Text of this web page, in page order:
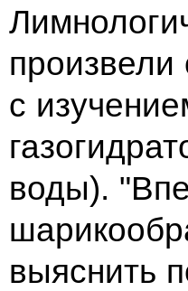
произвели
с
воды).
выяснить